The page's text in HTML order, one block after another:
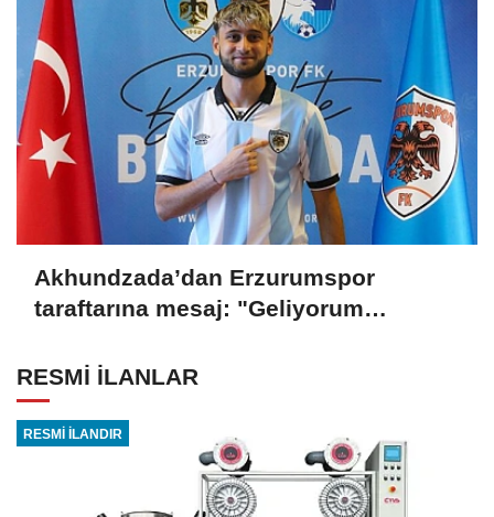
Akhundzada’dan Erzurumspor
taraftarına mesaj: "Geliyorum
RESMİ İLANLAR
RESMİ İLANDIR